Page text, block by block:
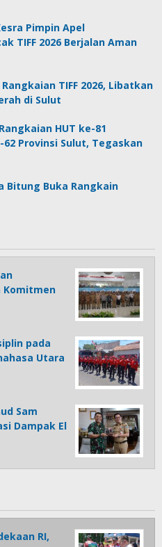
Pimpin Apel
TIFF 2026 Berjalan Aman
TIFF 2026, Libatkan
di Sulut
HUT ke-81
62 Provinsi Sulut, Tegaskan
Bitung Buka Rangkain
Komitmen
pada
Utara
Sam
Dampak El
RI,